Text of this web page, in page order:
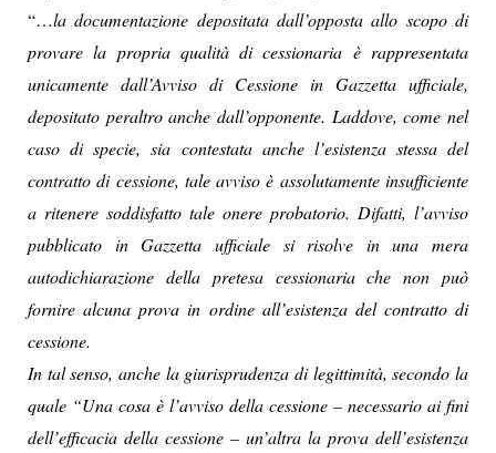
“…la documentazione depositata dall’opposta allo scopo di
provare la propria qualità di cessionaria è rappresentata
unicamente dall’Avviso di Cessione in Gazzetta ufficiale,
depositato peraltro anche dall’opponente. Laddove, come nel
caso di specie, sia contestata anche l’esistenza stessa del
contratto di cessione, tale avviso è assolutamente insufficiente
a ritenere soddisfatto tale onere probatorio. Difatti, l’avviso
pubblicato in Gazzetta ufficiale si risolve in una mera
autodichiarazione della pretesa cessionaria che non può
fornire alcuna prova in ordine all’esistenza del contratto di
cessione.
In tal senso, anche la giurisprudenza di legittimità, secondo la
quale “Una cosa è l’avviso della cessione – necessario ai fini
dell’efficacia della cessione – un’altra la prova dell’esistenza